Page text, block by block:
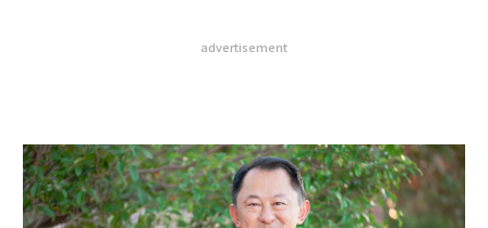
advertisement